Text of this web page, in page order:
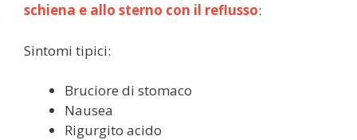
schiena e allo sterno con il reflusso:
Sintomi tipici:
Bruciore di stomaco
Nausea
Rigurgito acido